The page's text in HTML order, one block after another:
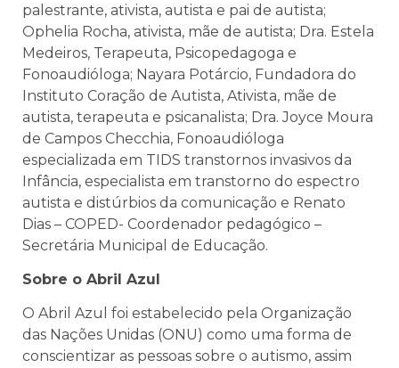
palestrante, ativista, autista e pai de autista;
Ophelia Rocha, ativista, mãe de autista; Dra. Estela
Medeiros, Terapeuta, Psicopedagoga e
Fonoaudióloga; Nayara Potárcio, Fundadora do
Instituto Coração de Autista, Ativista, mãe de
autista, terapeuta e psicanalista; Dra. Joyce Moura
de Campos Checchia, Fonoaudióloga
especializada em TIDS transtornos invasivos da
Infância, especialista em transtorno do espectro
autista e distúrbios da comunicação e Renato
Dias – COPED- Coordenador pedagógico –
Secretária Municipal de Educação.
Sobre o Abril Azul
O Abril Azul foi estabelecido pela Organização
das Nações Unidas (ONU) como uma forma de
conscientizar as pessoas sobre o autismo, assim